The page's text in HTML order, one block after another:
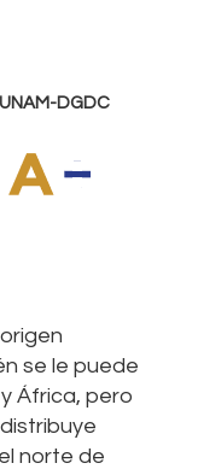
DGDC
se le puede
África, pero
norte de